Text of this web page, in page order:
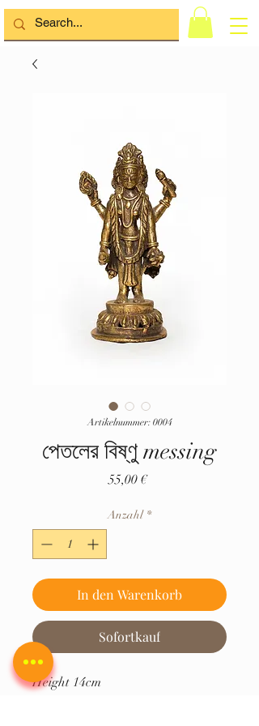
Artikelnummer: 0004
পেতলের বিষ্ণু messing
55,00 €Preis
Anzahl *
In den Warenkorb
Sofortkauf
Height 14cm